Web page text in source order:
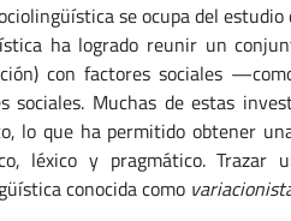
se ocupa del estudio
ha logrado reunir un
con factores sociales
sociales. Muchas de estas
lo que ha permitido obtener
léxico y pragmático. Trazar
conocida como